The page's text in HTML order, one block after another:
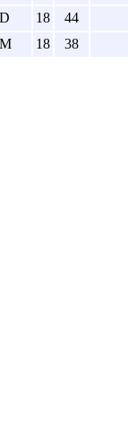
18
44
18 38